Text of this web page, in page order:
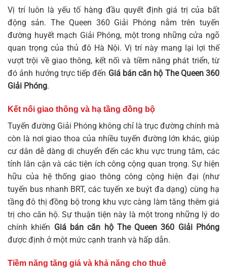
Vị trí luôn là yếu tố hàng đầu quyết định giá trị của bất
động sản. The Queen 360 Giải Phóng nằm trên tuyến
đường huyết mạch Giải Phóng, một trong những cửa ngõ
quan trọng của thủ đô Hà Nội. Vị trí này mang lại lợi thế
vượt trội về giao thông, kết nối và tiềm năng phát triển, từ
đó ảnh hưởng trực tiếp đến Giá bán căn hộ The Queen 360
Giải Phóng.
Kết nối giao thông và hạ tầng đồng bộ
Tuyến đường Giải Phóng không chỉ là trục đường chính mà
còn là nơi giao thoa của nhiều tuyến đường lớn khác, giúp
cư dân dễ dàng di chuyển đến các khu vực trung tâm, các
tỉnh lân cận và các tiện ích công cộng quan trọng. Sự hiện
hữu của hệ thống giao thông công cộng hiện đại (như
tuyến bus nhanh BRT, các tuyến xe buýt đa dạng) cùng hạ
tầng đô thị đồng bộ trong khu vực càng làm tăng thêm giá
trị cho căn hộ. Sự thuận tiện này là một trong những lý do
chính khiến Giá bán căn hộ The Queen 360 Giải Phóng
được định ở một mức cạnh tranh và hấp dẫn.
Tiềm năng tăng giá và khả năng cho thuê